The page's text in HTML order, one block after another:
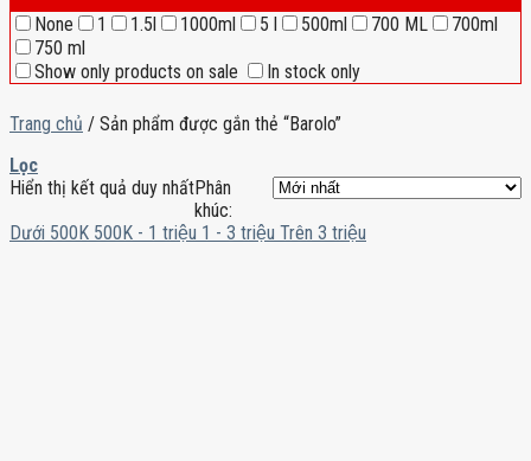
None 1 1.5l 1000ml 5 l 500ml 700 ML
700ml
750 ml
Show only products on sale
In stock only
Trang chủ / Sản phẩm được gắn thẻ “Barolo”
Lọc
Hiển thị kết quả duy nhấtPhân
khúc:
Dưới 500K 500K - 1 triệu 1 - 3 triệu Trên 3 triệu